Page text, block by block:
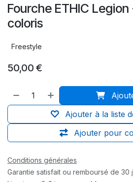
Fourche ETHIC Legion
coloris
Freestyle
50,00 €
Ajouter pour
Ajouter à la liste
Conditions générales
Garantie satisfait ou remboursé de 30